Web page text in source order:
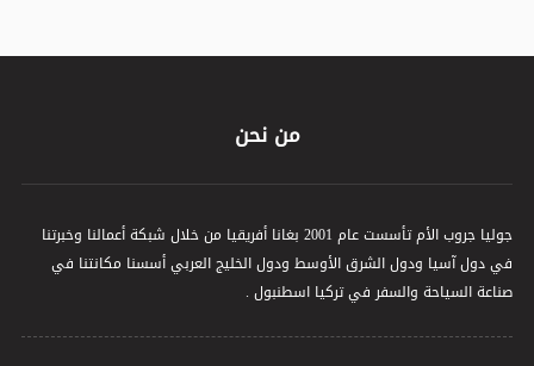
من نحن
جوليا جروب الأم تأسست عام 2001 بغانا أفريقيا من خلال شبكة أعمالنا وخبرتنا
في دول آسيا ودول الشرق الأوسط ودول الخليج العربي أسسنا مكانتنا في
صناعة السياحة والسفر في تركيا اسطنبول .